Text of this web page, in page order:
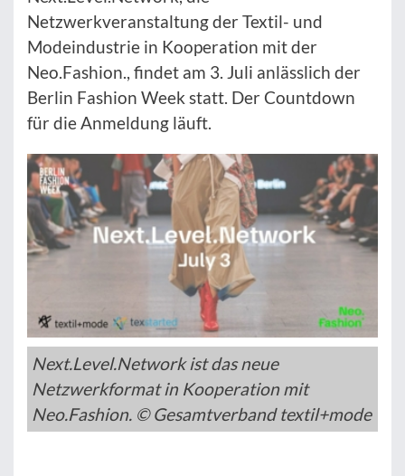
Netzwerkveranstaltung der Textil- und
Modeindustrie in Kooperation mit der
Neo.Fashion., findet am 3. Juli anlässlich der
Berlin Fashion Week statt. Der Countdown
für die Anmeldung läuft.
Next.Level.Network ist das neue
Netzwerkformat in Kooperation mit
Neo.Fashion. © Gesamtverband textil+mode